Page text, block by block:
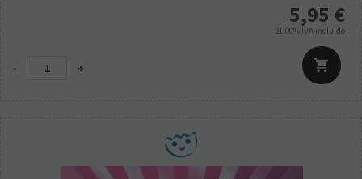
5,95 €
21.00% IVA incluido
- +